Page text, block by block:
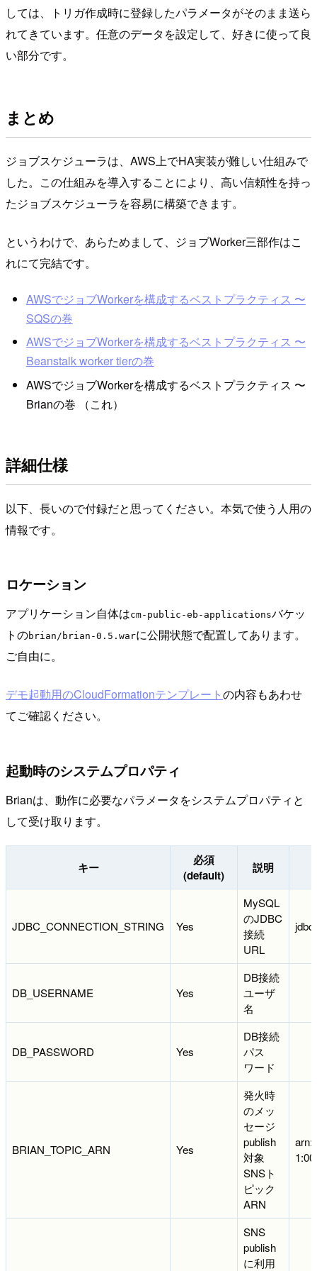
しては、トリガ作成時に登録したパラメータがそのまま送ら
れてきています。任意のデータを設定して、好きに使って良
い部分です。
まとめ
ジョブスケジューラは、AWS上でHA実装が難しい仕組みで
した。この仕組みを導入することにより、高い信頼性を持っ
たジョブスケジューラを容易に構築できます。
というわけで、あらためまして、ジョブWorker三部作はこ
れにて完結です。
AWSでジョブWorkerを構成するベストプラクティス 〜
SQSの巻
AWSでジョブWorkerを構成するベストプラクティス 〜
Beanstalk worker tierの巻
AWSでジョブWorkerを構成するベストプラクティス 〜
Brianの巻 （これ）
詳細仕様
以下、長いので付録だと思ってください。本気で使う人用の
情報です。
ロケーション
アプリケーション自体はcm-public-eb-applicationsバケッ
トのbrian/brian-0.5.warに公開状態で配置してあります。
ご自由に。
デモ起動用のCloudFormationテンプレートの内容もあわせ
てご確認ください。
起動時のシステムプロパティ
Brianは、動作に必要なパラメータをシステムプロパティと
して受け取ります。
キー
必須
(default)
説明
JDBC_CONNECTION_STRING Yes
MySQL
のJDBC
接続
URL
DB_USERNAME Yes
DB接続
ユーザ
名
DB_PASSWORD Yes
DB接続
パス
ワード
BRIAN_TOPIC_ARN Yes
発火時
のメッ
セージ
publish
対象
SNSト
ピック
ARN
SNS
publish
に利用